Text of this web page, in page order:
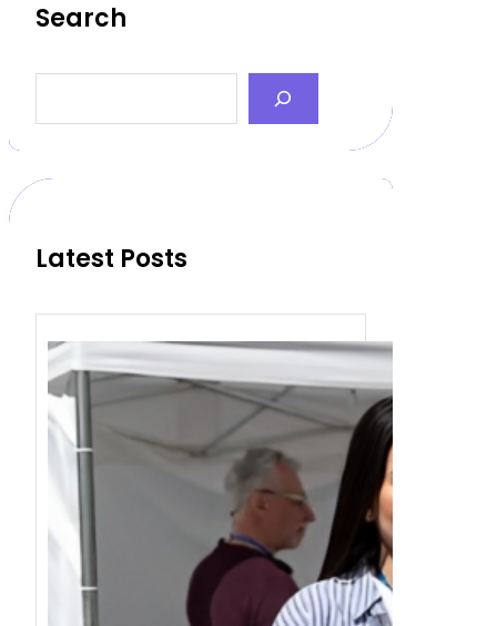
Search
a
c
Latest Posts